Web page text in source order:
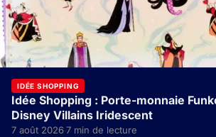
IDÉE SHOPPING
Idée Shopping : Porte-monnaie
Disney Villains Iridescent
7 août 2026·7 min de lecture